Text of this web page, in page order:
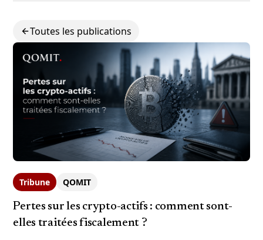
Toutes les publications
Tribune QOMIT
Pertes sur les crypto-actifs : comment sont-
elles traitées fiscalement ?